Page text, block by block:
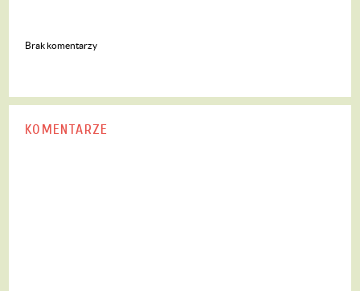
Brak komentarzy
KOMENTARZE